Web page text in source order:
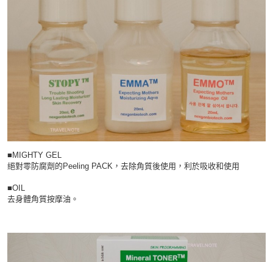
■MIGHTY GEL
絕對零防腐劑的Peeling PACK，去除角質後使用，利於吸收和使用
■OIL
去身體角質按摩油。